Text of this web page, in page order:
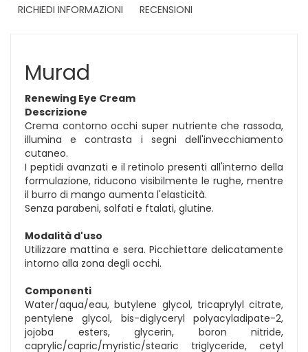
RICHIEDI INFORMAZIONI
RECENSIONI
Murad
Renewing Eye Cream
Descrizione
Crema contorno occhi super nutriente che rassoda,
illumina e contrasta i segni dell'invecchiamento
cutaneo.
I peptidi avanzati e il retinolo presenti all'interno della
formulazione, riducono visibilmente le rughe, mentre
il burro di mango aumenta l'elasticità.
Senza parabeni, solfati e ftalati, glutine.
Modalità d'uso
Utilizzare mattina e sera. Picchiettare delicatamente
intorno alla zona degli occhi.
Componenti
Water/aqua/eau, butylene glycol, tricaprylyl citrate,
pentylene glycol, bis-diglyceryl polyacyladipate-2,
jojoba esters, glycerin, boron nitride,
caprylic/capric/myristic/stearic triglyceride, cetyl